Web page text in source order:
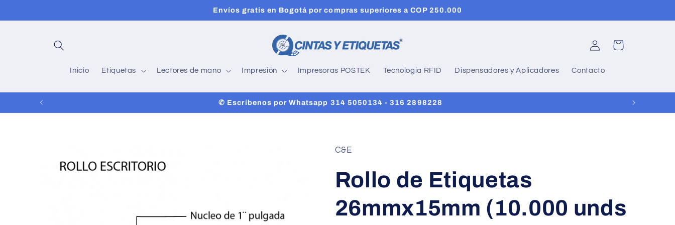
al contenido
Envíos gratis en Bogotá por compras superiores a COP 250.000
Inicio Etiquetas Lectores de mano Impresión Impresoras POSTEK Tecnología RFID Dispensadores y Aplicadores Contacto
Iniciar
sesión
Carrito
✆ Escríbenos por Whatsapp 314 5050134 - 316 2898228
información
del producto
C&E
Rollo de Etiquetas
26mmx15mm (10.000 unds